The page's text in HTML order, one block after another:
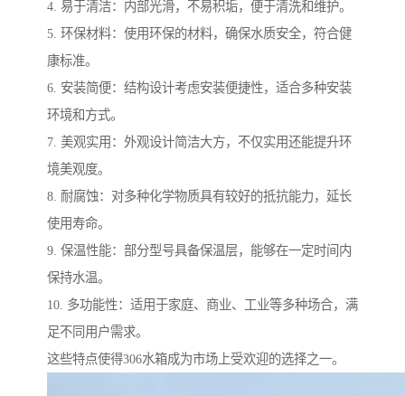
4. 易于清洁：内部光滑，不易积垢，便于清洗和维护。
5. 环保材料：使用环保的材料，确保水质安全，符合健
康标准。
6. 安装简便：结构设计考虑安装便捷性，适合多种安装
环境和方式。
7. 美观实用：外观设计简洁大方，不仅实用还能提升环
境美观度。
8. 耐腐蚀：对多种化学物质具有较好的抵抗能力，延长
使用寿命。
9. 保温性能：部分型号具备保温层，能够在一定时间内
保持水温。
10. 多功能性：适用于家庭、商业、工业等多种场合，满
足不同用户需求。
这些特点使得306水箱成为市场上受欢迎的选择之一。